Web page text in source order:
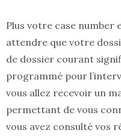
Plus votre case number
attendre que votre
de dossier courant
programmé pour
vous allez recevoir un
permettant de vous
vous avez consulté vos